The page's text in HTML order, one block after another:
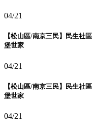
04/21
【松山區/南京三民】民生社
堡世家
04/21
【松山區/南京三民】民生社
堡世家
04/21